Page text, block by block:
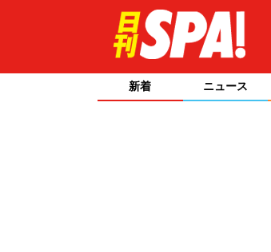
新着 ニュース